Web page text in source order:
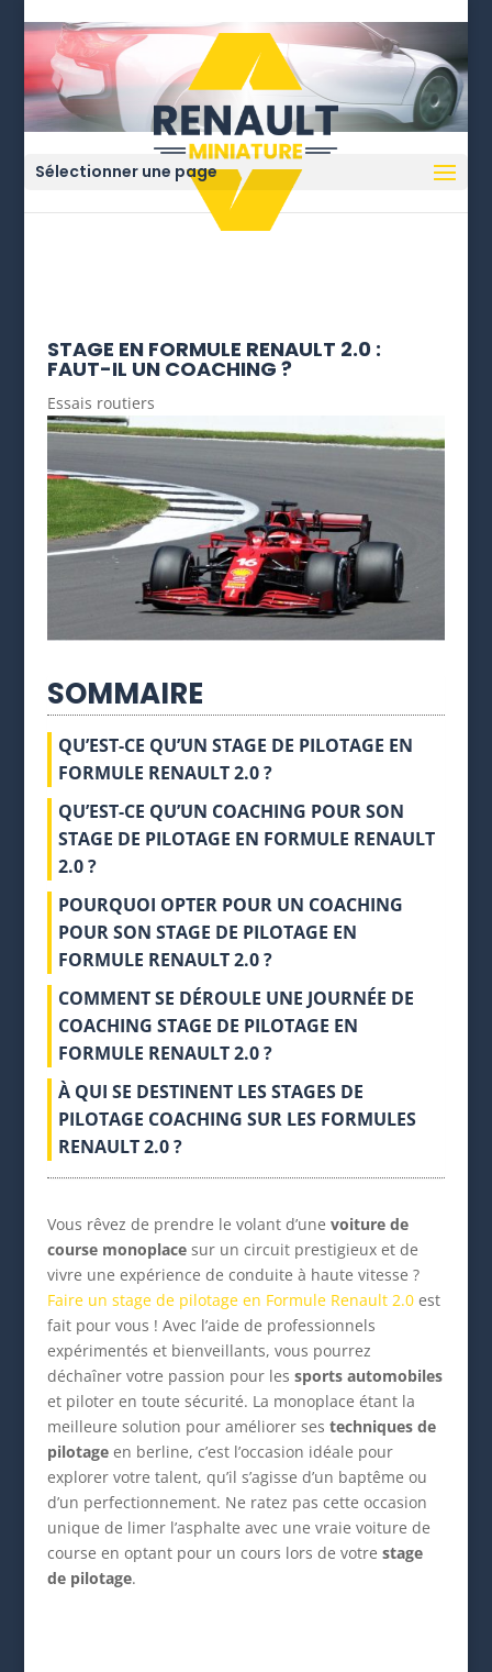
Sélectionner une page
STAGE EN FORMULE RENAULT 2.0 :
FAUT-IL UN COACHING ?
Essais routiers
SOMMAIRE
QU’EST-CE QU’UN STAGE DE PILOTAGE EN
FORMULE RENAULT 2.0 ?
QU’EST-CE QU’UN COACHING POUR SON
STAGE DE PILOTAGE EN FORMULE RENAULT
2.0 ?
POURQUOI OPTER POUR UN COACHING
POUR SON STAGE DE PILOTAGE EN
FORMULE RENAULT 2.0 ?
COMMENT SE DÉROULE UNE JOURNÉE DE
COACHING STAGE DE PILOTAGE EN
FORMULE RENAULT 2.0 ?
À QUI SE DESTINENT LES STAGES DE
PILOTAGE COACHING SUR LES FORMULES
RENAULT 2.0 ?
Vous rêvez de prendre le volant d’une voiture de
course monoplacesur un circuit prestigieux et de
vivre une expérience de conduite à haute vitesse ?
Faire un stage de pilotage en Formule Renault 2.0est
fait pour vous ! Avec l’aide de professionnels
expérimentés et bienveillants, vous pourrez
déchaîner votre passion pour les sports automobiles
et piloter en toute sécurité. La monoplace étant la
meilleure solution pour améliorer ses techniques de
pilotage en berline, c’est l’occasion idéale pour
explorer votre talent, qu’il s’agisse d’un baptême ou
d’un perfectionnement. Ne ratez pas cette occasion
unique de limer l’asphalte avec une vraie voiture de
course en optant pour un cours lors de votre stage
de pilotage.